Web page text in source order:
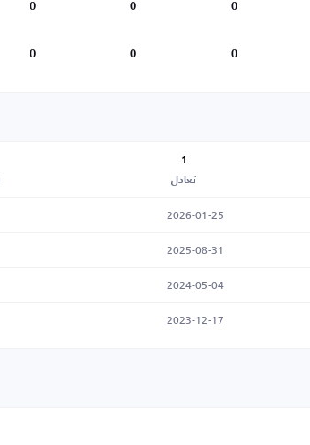
0
0
0
0
0
0
1
تعادل
2026-01-25
2025-08-31
2024-05-04
2023-12-17